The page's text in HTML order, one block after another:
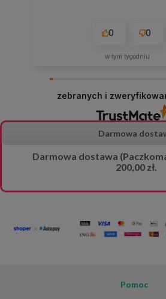
0 0
w tym tygodniu
zebranych i
Darmowa
Darmowa dostawa
200,00 zł.
Pomoc